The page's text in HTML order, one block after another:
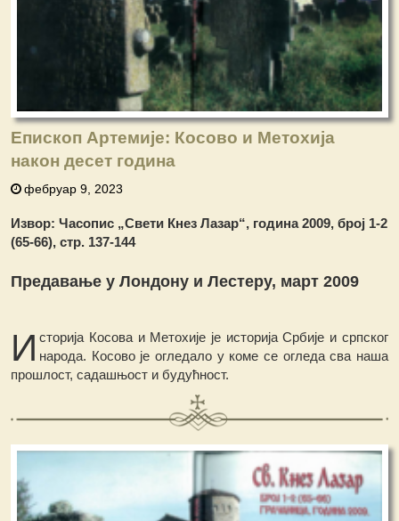
Епископ Артемије: Косово и Метохија
након десет година
фебруар 9, 2023
Извор: Часопис „Свети Кнез Лазар“, година 2009, број 1-2
(65-66), стр. 137-144
Предавање у Лондону и Лестеру, март 2009
И сторија Косова и Метохије је историја Србије и српског
народа. Косово је огледало у коме се огледа сва наша
прошлост, садашњост и будућност.